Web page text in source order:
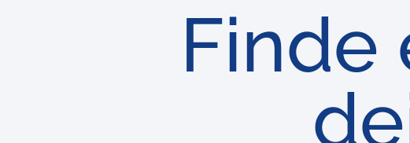
Finde